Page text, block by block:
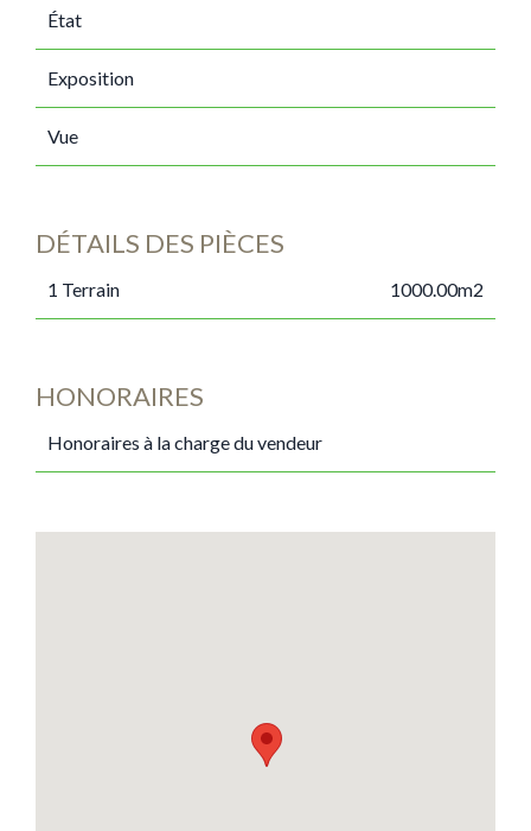
État
Exposition
Vue
DÉTAILS DES PIÈCES
1 Terrain 1000.00m2
HONORAIRES
Honoraires à la charge du vendeur